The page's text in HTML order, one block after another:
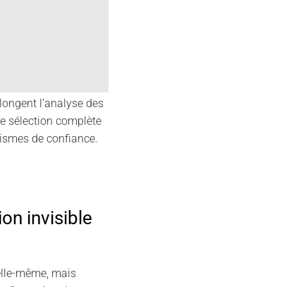
l’analyse des
sélection complète
de confiance.
invisible
même, mais